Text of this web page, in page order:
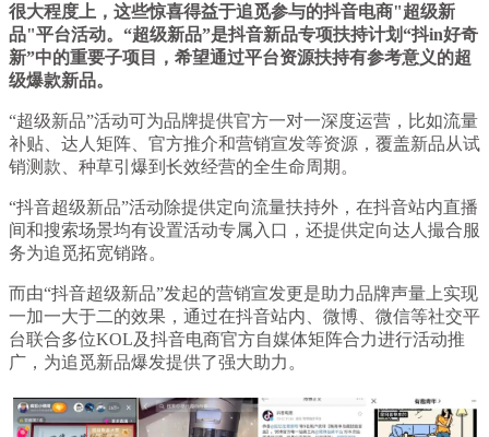
很大程度上，这些惊喜得益于追觅参与的抖音电商"超级新
品"平台活动。“超级新品”是抖音新品专项扶持计划“抖in好奇
新”中的重要子项目，希望通过平台资源扶持有参考意义的超
级爆款新品。
“超级新品”活动可为品牌提供官方一对一深度运营，比如流量
补贴、达人矩阵、官方推介和营销宣发等资源，覆盖新品从试
销测款、种草引爆到长效经营的全生命周期。
“抖音超级新品”活动除提供定向流量扶持外，在抖音站内直播
间和搜索场景均有设置活动专属入口，还提供定向达人撮合服
务为追觅拓宽销路。
而由“抖音超级新品”发起的营销宣发更是助力品牌声量上实现
一加一大于二的效果，通过在抖音站内、微博、微信等社交平
台联合多位KOL及抖音电商官方自媒体矩阵合力进行活动推
广，为追觅新品爆发提供了强大助力。